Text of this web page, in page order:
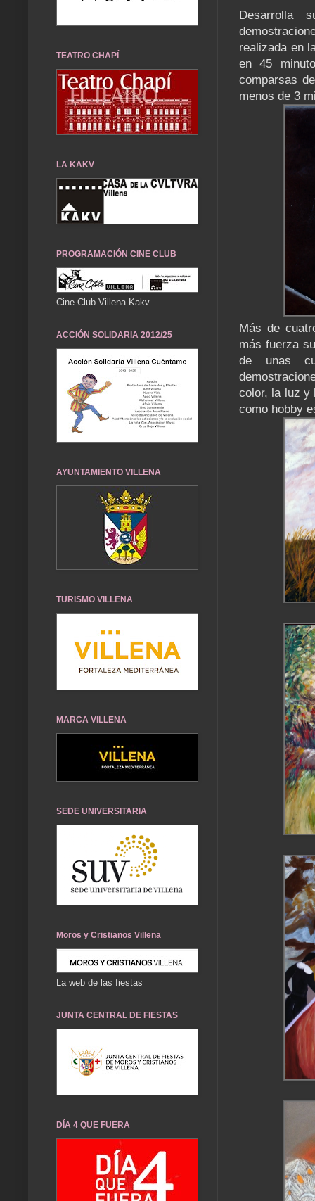
Desarrolla
realizada en
en 45
comparsas
menos de 3
Más de
más fuerza
de unas
color, la luz y
como hobby
TEATRO CHAPÍ
LA KAKV
PROGRAMACIÓN CINE CLUB
Cine Club Villena Kakv
ACCIÓN SOLIDARIA 2012/25
AYUNTAMIENTO VILLENA
TURISMO VILLENA
MARCA VILLENA
SEDE UNIVERSITARIA
Moros y Cristianos Villena
La web de las fiestas
JUNTA CENTRAL DE FIESTAS
DÍA 4 QUE FUERA